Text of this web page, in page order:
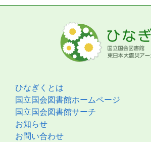
ひなぎくとは
国立国会図書館ホームページ
国立国会図書館サーチ
お知らせ
お問い合わせ